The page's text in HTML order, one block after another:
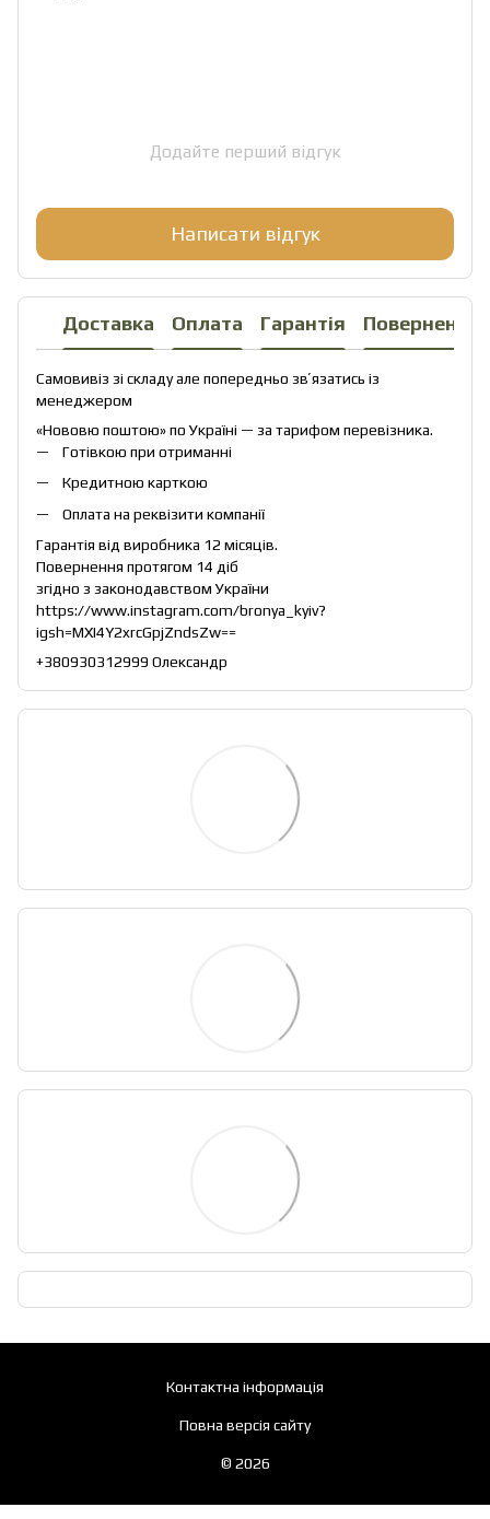
Додайте перший відгук
Написати відгук
Доставка Оплата Гарантія Повернення
Самовивіз зі складу але попередньо звʼязатись із
менеджером
«Нововю поштою» по Україні — за тарифом перевізника.
Готівкою при отриманні
Кредитною карткою
Оплата на реквізити компанії
Гарантія від виробника 12 місяців.
Повернення протягом 14 діб
згідно з законодавством України
https://www.instagram.com/bronya_kyiv?
igsh=MXI4Y2xrcGpjZndsZw==
+380930312999 Олександр
Контактна інформація
Повна версія сайту
© 2026